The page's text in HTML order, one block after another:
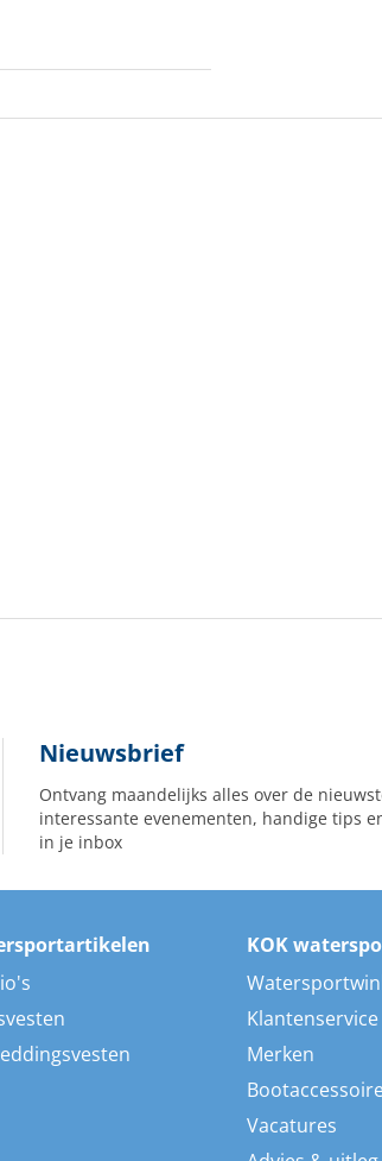
Nieuwsbrief
Ontvang maandelijks alles over de
interessante evenementen, handige tips
in je inbox
KOK
Klantenservice
Merken
Vacatures